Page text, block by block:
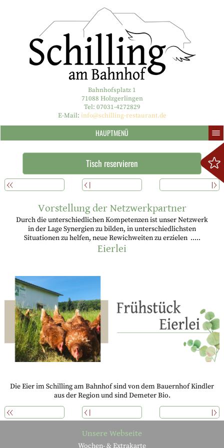
Bahnhofsplatz 1
71088 Holzgerlingen
Tel: 07031-4272829
E-Mail: info@schilling-restaurant.de
HAUPTMENÜ
Tisch reservieren
Vorstellung der Netzwerkpartner
Durch die unterschiedlichen Kompetenzen ist unser Netzwerk
in der Lage Synergien zu bilden, in unterschiedlichsten
Situationen zu helfen, neue Rewichweiten zu erzielen .....
Eierlei
Die Eier im Schilling am Bahnhof sind von dem Bauernhof Kindler
aus der Region und sind Demeter Bio.
Unsere Webseite
Wochen- & Extrakarte